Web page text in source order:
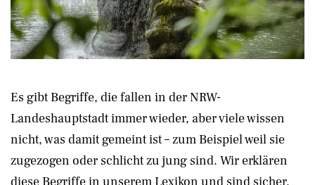
Es gibt Begriffe, die fallen in der NRW-
Landeshauptstadt immer wieder, aber viele wissen
nicht, was damit gemeint ist – zum Beispiel weil sie
zugezogen oder schlicht zu jung sind. Wir erklären
diese Begriffe in unserem Lexikon und sind sicher,